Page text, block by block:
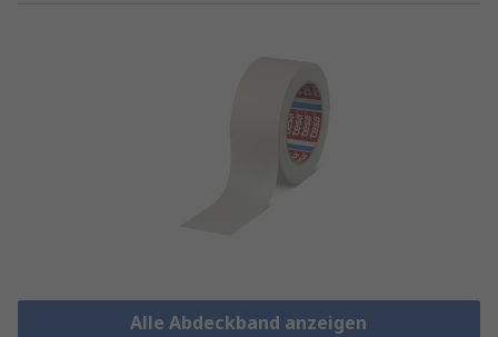
Alle Abdeckband anzeigen